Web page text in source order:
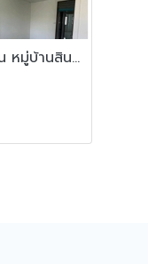
ขาย บ้านทาวน์เฮาส์ 2 ชั้น หมู่บ้านสินธานี2 ซ.รามอินทรา119 ติดถนน